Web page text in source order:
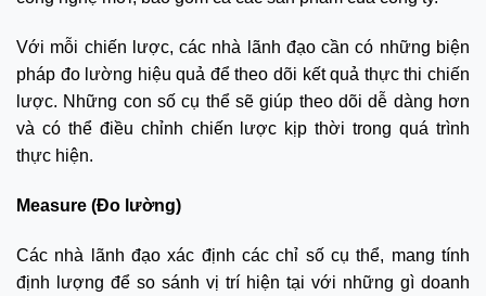
Với mỗi chiến lược, các nhà lãnh đạo cần có những biện
pháp đo lường hiệu quả để theo dõi kết quả thực thi chiến
lược. Những con số cụ thể sẽ giúp theo dõi dễ dàng hơn
và có thể điều chỉnh chiến lược kịp thời trong quá trình
thực hiện.
Measure (Đo lường)
Các nhà lãnh đạo xác định các chỉ số cụ thể, mang tính
định lượng để so sánh vị trí hiện tại với những gì doanh